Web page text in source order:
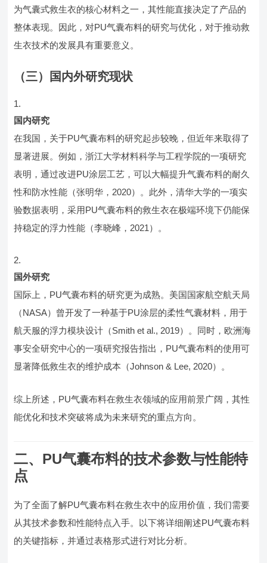
为气囊式救生衣的核心材料之一，其性能直接决定了产品的
整体表现。因此，对PU气囊布料的研究与优化，对于推动救
生衣技术的发展具有重要意义。
（三）国内外研究现状
国内研究
在我国，关于PU气囊布料的研究起步较晚，但近年来取得了
显著进展。例如，浙江大学材料科学与工程学院的一项研究
表明，通过改进PU涂层工艺，可以大幅提升气囊布料的耐久
性和防水性能（张明华，2020）。此外，清华大学的一项实
验数据表明，采用PU气囊布料的救生衣在极端环境下仍能保
持稳定的浮力性能（李晓峰，2021）。
国外研究
国际上，PU气囊布料的研究更为成熟。美国国家航空航天局
（NASA）曾开发了一种基于PU涂层的柔性气囊材料，用于
航天服的浮力模块设计（Smith et al., 2019）。同时，欧洲海
事安全研究中心的一项研究报告指出，PU气囊布料的使用可
显著降低救生衣的维护成本（Johnson & Lee, 2020）。
综上所述，PU气囊布料在救生衣领域的应用前景广阔，其性
能优化和技术突破将成为未来研究的重点方向。
二、PU气囊布料的技术参数与性能特
点
为了全面了解PU气囊布料在救生衣中的应用价值，我们需要
从其技术参数和性能特点入手。以下将详细阐述PU气囊布料
的关键指标，并通过表格形式进行对比分析。